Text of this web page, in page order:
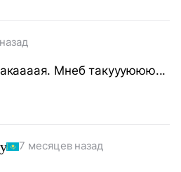
Мнеб такуууююю...
7 месяцев назад